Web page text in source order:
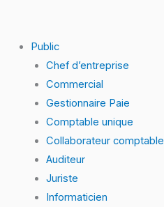
contentPublic
Chef d’entreprise
Commercial
Gestionnaire Paie
Comptable unique
Collaborateur comptable
Auditeur
Juriste
Informaticien